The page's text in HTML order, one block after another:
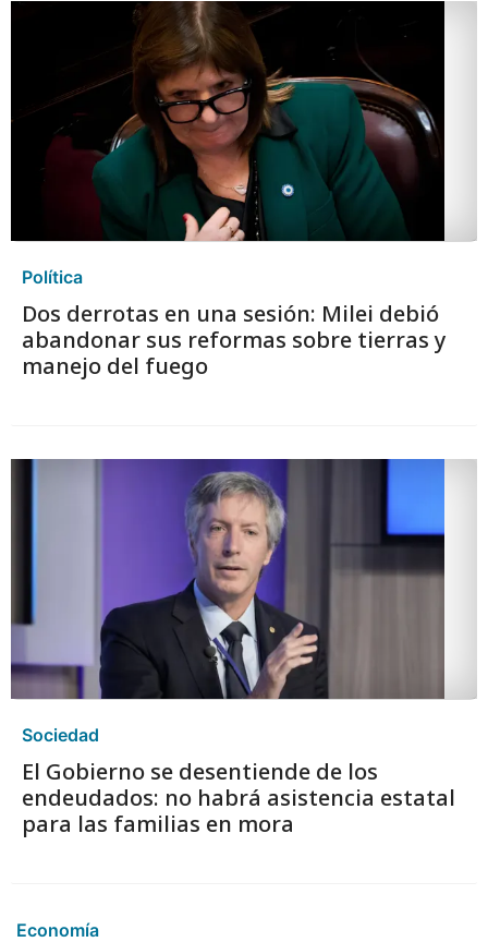
Política
Dos derrotas en una sesión: Milei debió
abandonar sus reformas sobre tierras y
manejo del fuego
Sociedad
El Gobierno se desentiende de los
endeudados: no habrá asistencia estatal
para las familias en mora
Economía